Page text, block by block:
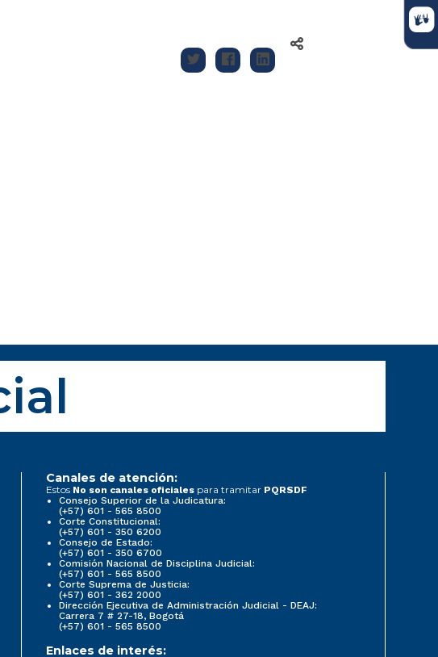
Canales de atención:
Estos No son canales oficiales para tramitar PQRSDF
Consejo Superior de la Judicatura:
(+57) 601 - 565 8500
Corte Constitucional:
(+57) 601 - 350 6200
Consejo de Estado:
(+57) 601 - 350 6700
Comisión Nacional de Disciplina Judicial:
(+57) 601 - 565 8500
Corte Suprema de Justicia:
(+57) 601 - 362 2000
Dirección Ejecutiva de Administración Judicial - DEAJ:
Carrera 7 # 27-18, Bogotá
(+57) 601 - 565 8500
Enlaces de interés: